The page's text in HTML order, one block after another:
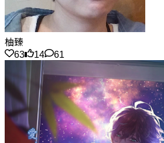
柚臻
63
14 61